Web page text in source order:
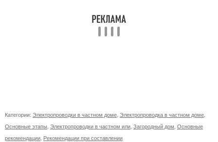
Категории: Электропроводки в частном доме Электропроводка в частном доме
Основные этапы Электропроводки в частном или Загородный дом Основные
рекомендации Рекомендации при составлении